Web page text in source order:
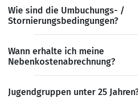
Wie sind die Umbuchungs- /
Stornierungsbedingungen?
Wann erhalte ich meine
Nebenkostenabrechnung?
Jugendgruppen unter 25